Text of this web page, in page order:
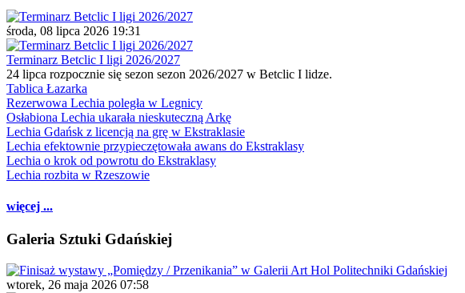
środa, 08 lipca 2026 19:31
Terminarz Betclic I ligi 2026/2027
24 lipca rozpocznie się sezon sezon 2026/2027 w Betclic I lidze.
Tablica Łazarka
Rezerwowa Lechia poległa w Legnicy
Osłabiona Lechia ukarała nieskuteczną Arkę
Lechia Gdańsk z licencją na grę w Ekstraklasie
Lechia efektownie przypieczętowała awans do Ekstraklasy
Lechia o krok od powrotu do Ekstraklasy
Lechia rozbita w Rzeszowie
więcej ...
Galeria Sztuki Gdańskiej
wtorek, 26 maja 2026 07:58